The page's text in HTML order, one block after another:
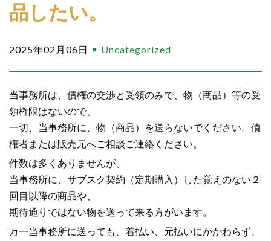
品したい。
2025年02月06日 Uncategorized
当事務所は、債権の交渉と受領のみで、物（商品）等の受
領権限はないので、
一切、当事務所に、物（商品）を送らないでください。債
権者または販売元へご相談ご連絡ください。
件数は多くありませんが、
当事務所に、サブスク契約（定期購入）した覚えのない２
回目以降の商品や、
期待通りではない物を送って来る方がいます。
万一当事務所に送っても、着払い、元払いにかかわらず、